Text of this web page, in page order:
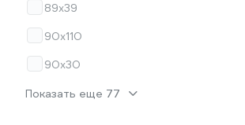
89х39
90х110
90х30
Показать еще 77